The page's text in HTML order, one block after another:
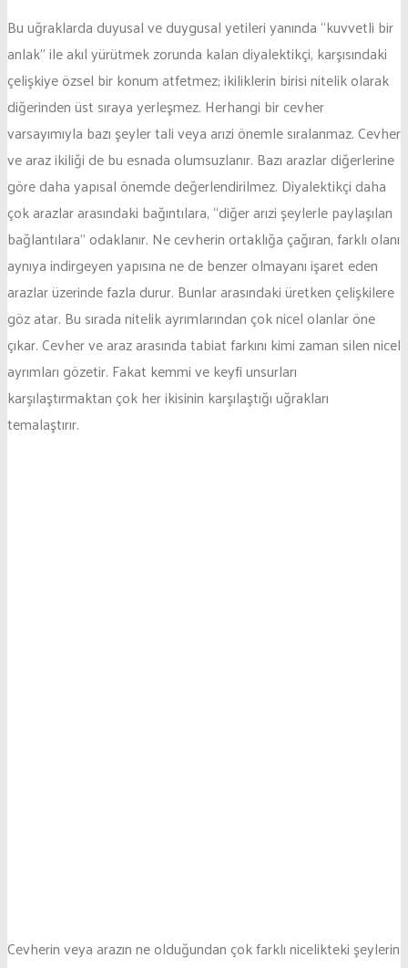
Bu uğraklarda duyusal ve duygusal yetileri yanında “kuvvetli bir
anlak” ile akıl yürütmek zorunda kalan diyalektikçi, karşısındaki
çelişkiye özsel bir konum atfetmez; ikiliklerin birisi nitelik olarak
diğerinden üst sıraya yerleşmez. Herhangi bir cevher
varsayımıyla bazı şeyler tali veya arızi önemle sıralanmaz. Cevher
ve araz ikiliği de bu esnada olumsuzlanır. Bazı arazlar diğerlerine
göre daha yapısal önemde değerlendirilmez. Diyalektikçi daha
çok arazlar arasındaki bağıntılara, “diğer arızi şeylerle paylaşılan
bağlantılara” odaklanır. Ne cevherin ortaklığa çağıran, farklı olanı
aynıya indirgeyen yapısına ne de benzer olmayanı işaret eden
arazlar üzerinde fazla durur. Bunlar arasındaki üretken çelişkilere
göz atar. Bu sırada nitelik ayrımlarından çok nicel olanlar öne
çıkar. Cevher ve araz arasında tabiat farkını kimi zaman silen nicel
ayrımları gözetir. Fakat kemmi ve keyfi unsurları
karşılaştırmaktan çok her ikisinin karşılaştığı uğrakları
temalaştırır.
Cevherin veya arazın ne olduğundan çok farklı nicelikteki şeylerin